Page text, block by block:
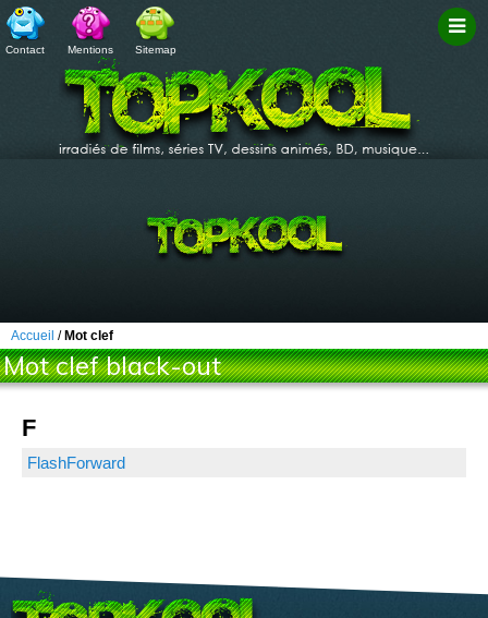
Contact Mentions Sitemap
Accueil / Mot clef
Mot clef black-out
F
FlashForward